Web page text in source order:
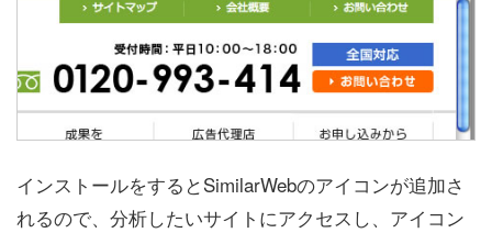
インストールをするとSimilarWebのアイコンが追加さ
れるので、分析したいサイトにアクセスし、アイコン